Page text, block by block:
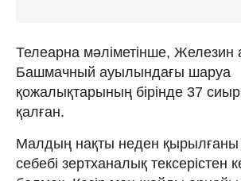
Телеарна мәліметінше, Железин
Башмачный ауылындағы шаруа
қожалықтарының бірінде 37
қалған.
Малдың нақты неден қырылғаны
себебі зертханалық тексерістен